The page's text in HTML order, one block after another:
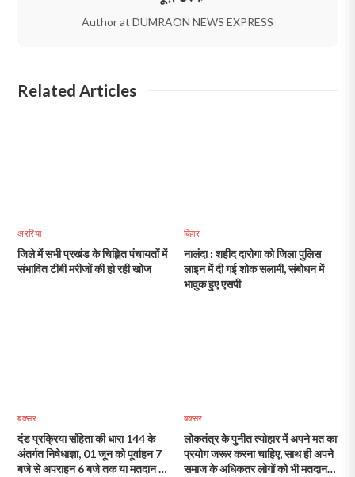
Author at DUMRAON NEWS EXPRESS
Related Articles
अररिया
जिले में सभी प्रखंड के चिह्नित पंचायतों में
संभावित टीबी मरीजों की हो रही खोज
बिहार
नालंदा : शहीद दारोगा को जिला पुलिस
लाइन में दी गई शोक सलामी, संबोधन में
भावुक हुए एसपी
बक्सर
दंड प्रक्रिया संहिता की धारा 144 के
अंतर्गत निषेधाज्ञा, 01 जून को पूर्वाहन 7
बजे से अपराहन 6 बजे तक या मतदान की
बक्सर
लोकतंत्र के पुनीत त्योहार में अपने मत का
प्रयोग जरूर करना चाहिए, साथ ही अपने
समाज के अधिकतर लोगों को भी मतदान के